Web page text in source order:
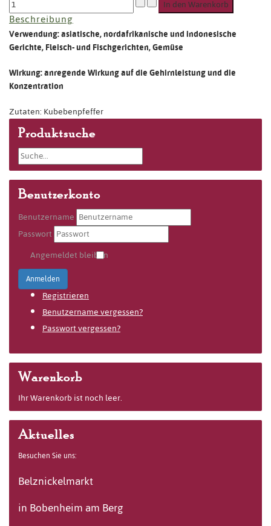
Beschreibung
Verwendung: asiatische, nordafrikanische und indonesische
Gerichte, Fleisch- und Fischgerichten, Gemüse
Wirkung: anregende Wirkung auf die Gehirnleistung und die
Konzentration
Zutaten: Kubebenpfeffer
Produktsuche
Benutzerkonto
Benutzername
Passwort
Angemeldet bleiben
Anmelden
Registrieren
Benutzername vergessen?
Passwort vergessen?
Warenkorb
Ihr Warenkorb ist noch leer.
Aktuelles
Besuchen Sie uns:
Belznickelmarkt
in Bobenheim am Berg